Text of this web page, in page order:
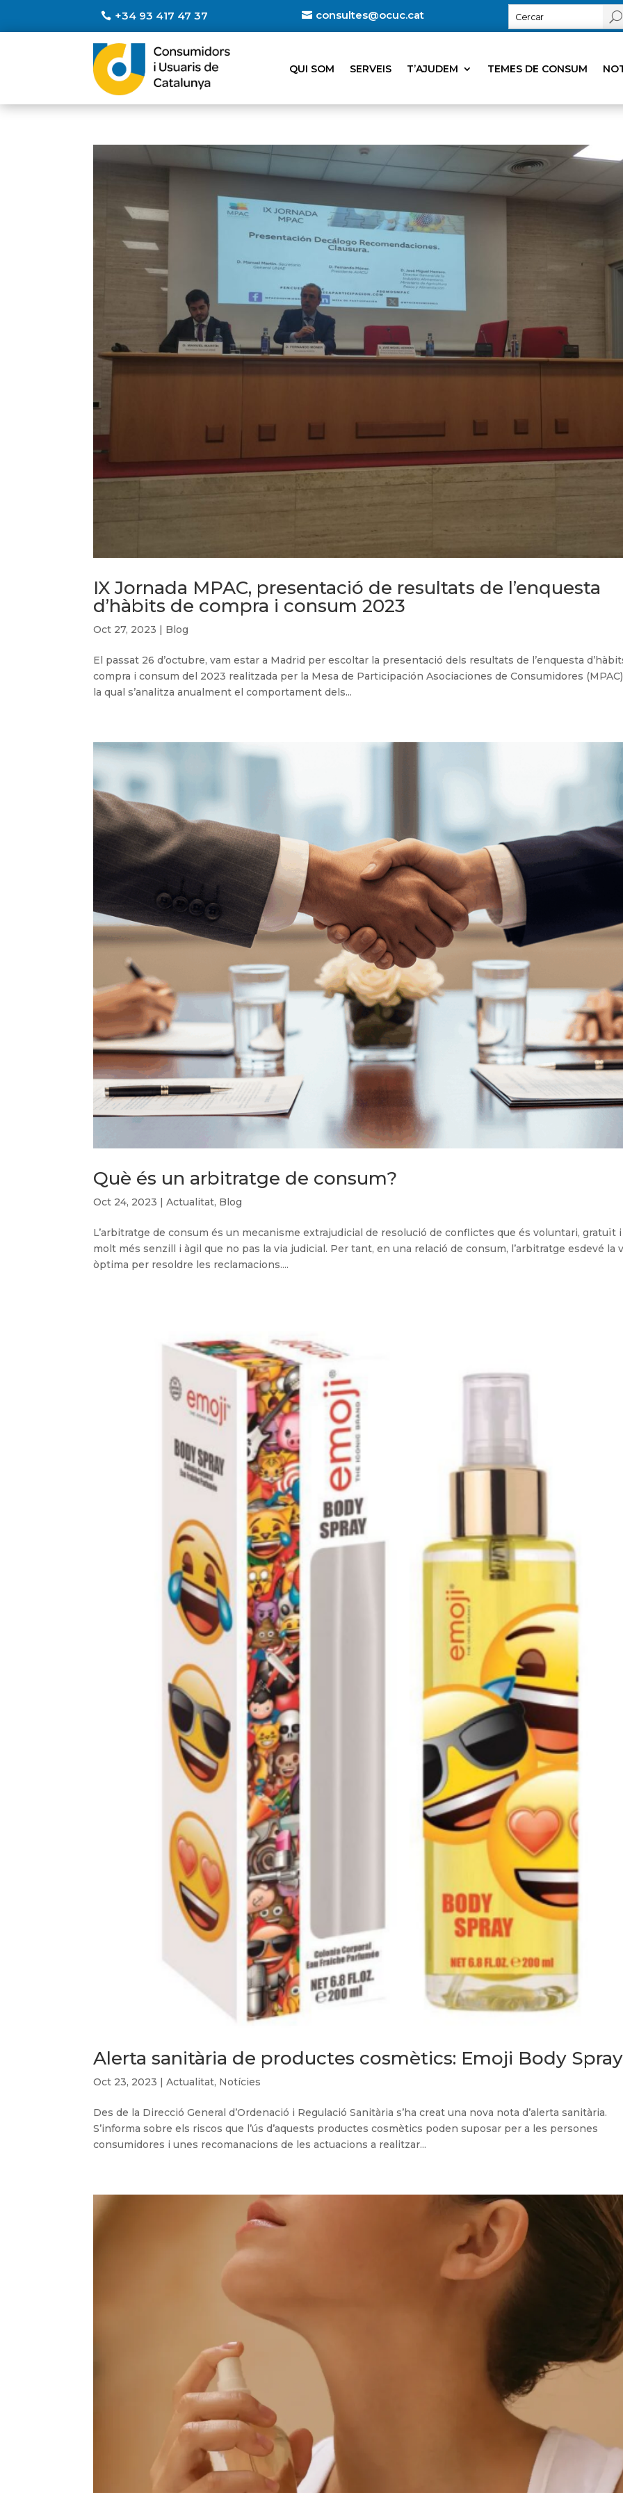
+34 93 417 47 37 consultes@ocuc.cat
QUI SOM SERVEIS T’AJUDEM TEMES DE CONSUM
IX Jornada MPAC, presentació de resultats de l’enquesta
d’hàbits de compra i consum 2023
Oct 27, 2023 | Blog
El passat 26 d’octubre, vam estar a Madrid per escoltar la presentació dels resultats de l’enquesta
compra i consum del 2023 realitzada per la Mesa de Participación Asociaciones de Consumidores
la qual s’analitza anualment el comportament dels...
Què és un arbitratge de consum?
Oct 24, 2023 |Actualitat, Blog
L’arbitratge de consum és un mecanisme extrajudicial de resolució de conflictes que és voluntari, gratuït i
molt més senzill i àgil que no pas la via judicial. Per tant, en una relació de consum, l’arbitratge esdevé la
òptima per resoldre les reclamacions....
Alerta sanitària de productes cosmètics: Emoji Body Spray
Oct 23, 2023 |Actualitat, Notícies
Des de la Direcció General d’Ordenació i Regulació Sanitària s’ha creat una nova nota d’alerta sanitària.
S’informa sobre els riscos que l’ús d’aquests productes cosmètics poden suposar per a les persones
consumidores i unes recomanacions de les actuacions a realitzar...